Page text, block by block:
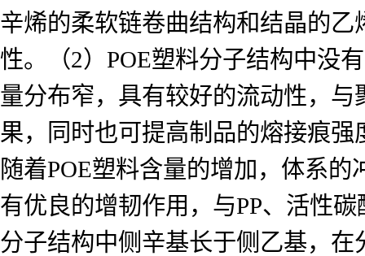
辛烯的柔软链卷曲结构和结晶的
性。（2）POE塑料分子结构中没
量分布窄，具有较好的流动性，
果，同时也可提高制品的熔接痕强
随着POE塑料含量的增加，体系
有优良的增韧作用，与PP、活性
分子结构中侧辛基长于侧乙基，